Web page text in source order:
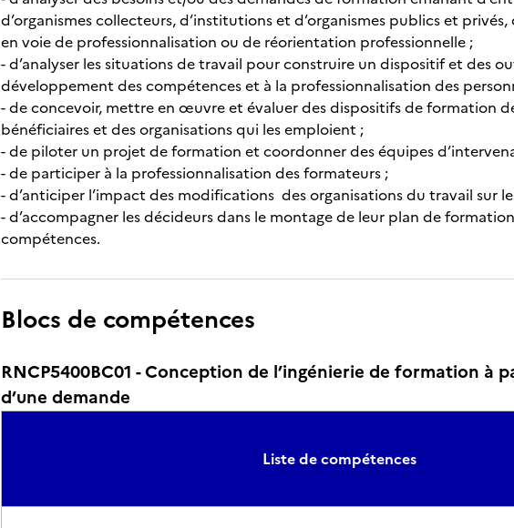
d’organismes collecteurs, d’institutions et d’organismes publics et
en voie de professionnalisation ou de réorientation professionnelle ;
- d’analyser les situations de travail pour construire un dispositif et des
développement des compétences et à la professionnalisation des
- de concevoir, mettre en œuvre et évaluer des dispositifs de formation
bénéficiaires et des organisations qui les emploient ;
- de piloter un projet de formation et coordonner des équipes
- de participer à la professionnalisation des formateurs ;
- d’anticiper l’impact des modifications des organisations du travail sur
- d’accompagner les décideurs dans le montage de leur plan de
compétences.
Blocs de compétences
RNCP5400BC01 - Conception de l’ingénierie de formation à
d’une demande
Liste de compétences